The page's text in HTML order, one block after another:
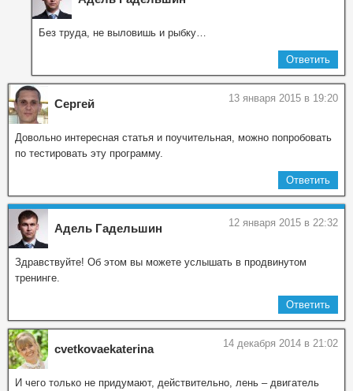
Без труда, не выловишь и рыбку…
Ответить
Сергей 13 января 2015 в 19:20
Довольно интересная статья и поучительная, можно попробовать
по тестировать эту программу.
Ответить
Адель Гадельшин 12 января 2015 в 22:32
Здравствуйте! Об этом вы можете услышать в продвинутом
тренинге.
Ответить
cvetkovaekaterina 14 декабря 2014 в 21:02
И чего только не придумают, действительно, лень – двигатель